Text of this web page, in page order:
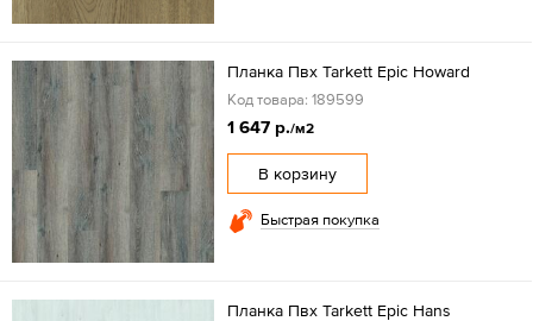
Планка Пвх Tarkett Epic Howard
Код товара: 189599
1 647 р./м2
В корзину
Быстрая покупка
Планка Пвх Tarkett Epic Hans